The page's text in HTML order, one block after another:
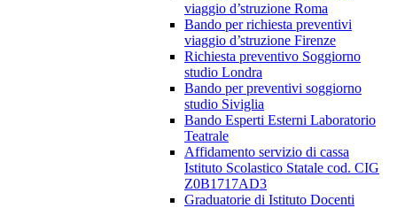
viaggio d’struzione Roma
Bando per richiesta preventivi
viaggio d’struzione Firenze
Richiesta preventivo Soggiorno
studio Londra
Bando per preventivi soggiorno
studio Siviglia
Bando Esperti Esterni Laboratorio
Teatrale
Affidamento servizio di cassa
Istituto Scolastico Statale cod. CIG
Z0B1717AD3
Graduatorie di Istituto Docenti